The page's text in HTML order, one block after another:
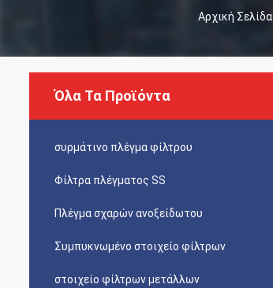
Αρχική Σελίδα
Όλα Τα Προϊόντα
συρμάτινο πλέγμα φίλτρου
Φίλτρα πλέγματος SS
Πλέγμα σχαρών ανοξείδωτου
Συμπυκνωμένο στοιχείο φίλτρων
στοιχείο φίλτρων μετάλλων